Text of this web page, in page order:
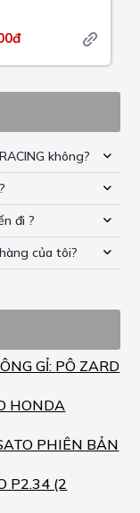
không?
đi ?
của tôi?
GỈ: PÔ ZARD
HONDA
PHIÊN BẢN
P2.34 (2